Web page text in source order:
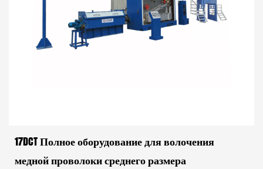
17DCT Полное оборудование для волочения
медной проволоки среднего размера